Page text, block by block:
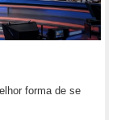
forma de se